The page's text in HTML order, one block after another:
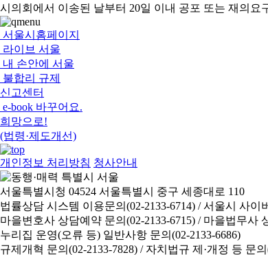
시의회에서 이송된 날부터 20일 이내 공포 또는 재의요
서울시홈페이지
라이브 서울
내 손안에 서울
불합리 규제
신고센터
e-book 바꾸어요.
희망으로!
(법령·제도개선)
개인정보 처리방침 청사안내
서울특별시청 04524 서울특별시 중구 세종대로 110
법률상담 시스템 이용문의(02-2133-6714) /서울시 사이
마을변호사 상담예약 문의(02-2133-6715) / 마을법무사
누리집 운영(오류 등) 일반사항 문의(02-2133-6686)
규제개혁 문의(02-2133-7828) / 자치법규 제·개정 등 문